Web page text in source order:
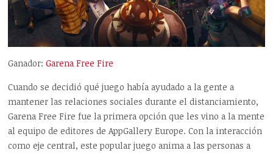
Ganador:Garena Free Fire
Cuando se decidió qué juego había ayudado a la gente a
mantener las relaciones sociales durante el distanciamiento,
Garena Free Fire fue la primera opción que les vino a la mente
al equipo de editores de AppGallery Europe. Con la interacción
como eje central, este popular juego anima a las personas a